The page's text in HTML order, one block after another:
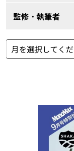
監修・執筆者